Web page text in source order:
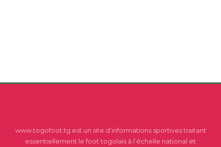
www.togofoot.tg est un site d’informations sportives traitant
essentiellement le foot togolais à l’échelle national et